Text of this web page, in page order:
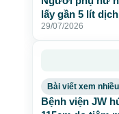
lấy gần 5 lít
nhân tạo
29/07/2026
Bài viết xem nhiều
Bệnh viện JW